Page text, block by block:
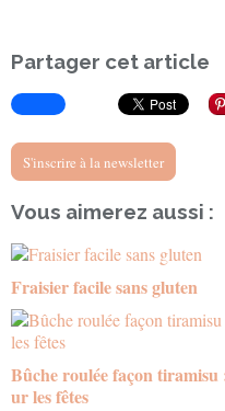
Partager cet article
S'inscrire à la newsletter
Vous aimerez aussi :
Fraisier facile sans gluten
Bûche roulée façon
ur les fêtes